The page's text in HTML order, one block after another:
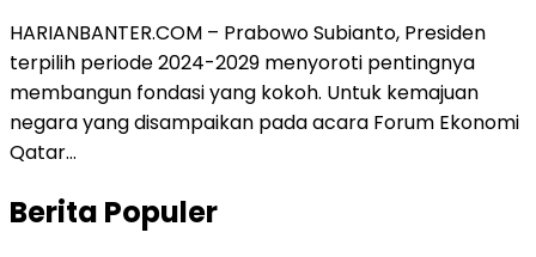
HARIANBANTER.COM – Prabowo Subianto, Presiden
terpilih periode 2024-2029 menyoroti pentingnya
membangun fondasi yang kokoh. Untuk kemajuan
negara yang disampaikan pada acara Forum Ekonomi
Qatar…
Berita Populer